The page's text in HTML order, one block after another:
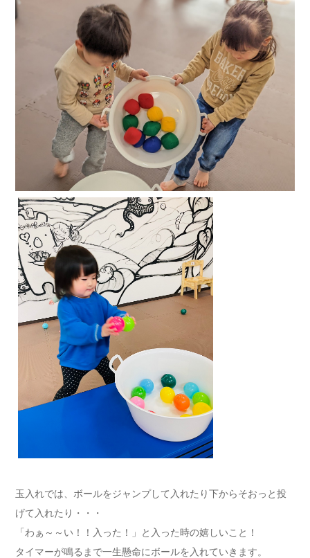
玉入れでは、ボールをジャンプして入れたり下からそおっと投
げて入れたり・・・
「わぁ～～い！！入った！」と入った時の嬉しいこと！
タイマーが鳴るまで一生懸命にボールを入れていきます。